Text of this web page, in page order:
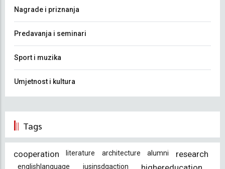
Nagrade i priznanja
Predavanja i seminari
Sport i muzika
Umjetnost i kultura
Tags
cooperation literature architecture alumni research
englishlanguage iusinsdgaction